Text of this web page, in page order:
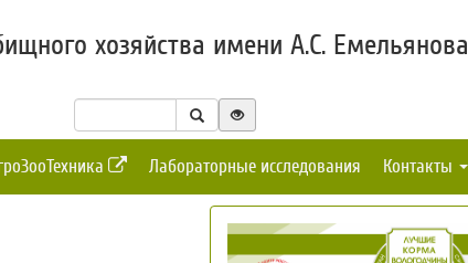
хозяйства имени А.С. Емельянова
Лабораторные исследования Контакты